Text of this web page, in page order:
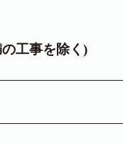
工事を除く)